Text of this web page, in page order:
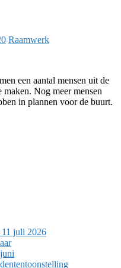
Raamwerk
een aantal mensen uit de
Nog meer mensen
in plannen voor de buurt.
11 juli 2026